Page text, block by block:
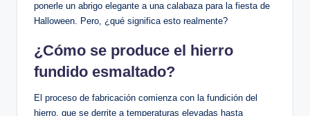
‌ponerle un abrigo elegante a‍ una calabaza para⁤ la fiesta de
Halloween. Pero, ¿qué significa⁣ esto realmente?
¿Cómo se produce el hierro
fundido ‍esmaltado?
El⁤ proceso de ​fabricación comienza con la​ fundición‍ del
hierro, que se derrite a temperaturas elevadas⁤ hasta